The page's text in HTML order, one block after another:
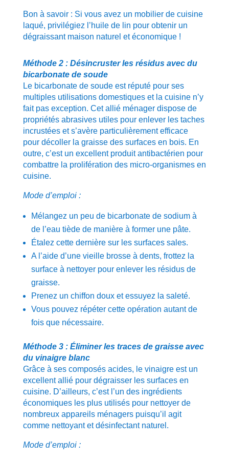
Bon à savoir : Si vous avez un mobilier de cuisine
laqué, privilégiez l’huile de lin pour obtenir un
dégraissant maison naturel et économique !
Méthode 2 : Désincruster les résidus avec du
bicarbonate de soude
Le bicarbonate de soude est réputé pour ses
multiples utilisations domestiques et la cuisine n’y
fait pas exception. Cet allié ménager dispose de
propriétés abrasives utiles pour enlever les taches
incrustées et s’avère particulièrement efficace
pour décoller la graisse des surfaces en bois. En
outre, c’est un excellent produit antibactérien pour
combattre la prolifération des micro-organismes en
cuisine.
Mode d’emploi :
Mélangez un peu de bicarbonate de sodium à
de l’eau tiède de manière à former une pâte.
Étalez cette dernière sur les surfaces sales.
A l’aide d’une vieille brosse à dents, frottez la
surface à nettoyer pour enlever les résidus de
graisse.
Prenez un chiffon doux et essuyez la saleté.
Vous pouvez répéter cette opération autant de
fois que nécessaire.
Méthode 3 : Éliminer les traces de graisse avec
du vinaigre blanc
Grâce à ses composés acides, le vinaigre est un
excellent allié pour dégraisser les surfaces en
cuisine. D’ailleurs, c’est l’un des ingrédients
économiques les plus utilisés pour nettoyer de
nombreux appareils ménagers puisqu’il agit
comme nettoyant et désinfectant naturel.
Mode d’emploi :